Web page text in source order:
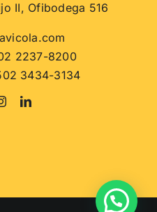
II, Ofibodega 516
2237-8200
3434-3134